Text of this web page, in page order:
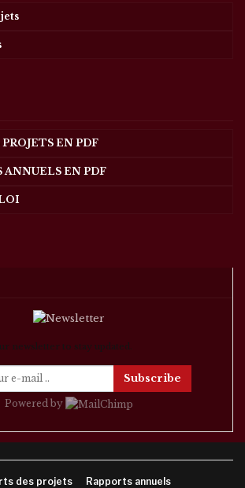
EN PDF
ANNUELS EN PDF
newsletter to stay updated.
Subscribe
Powered by
des projets Rapports annuels